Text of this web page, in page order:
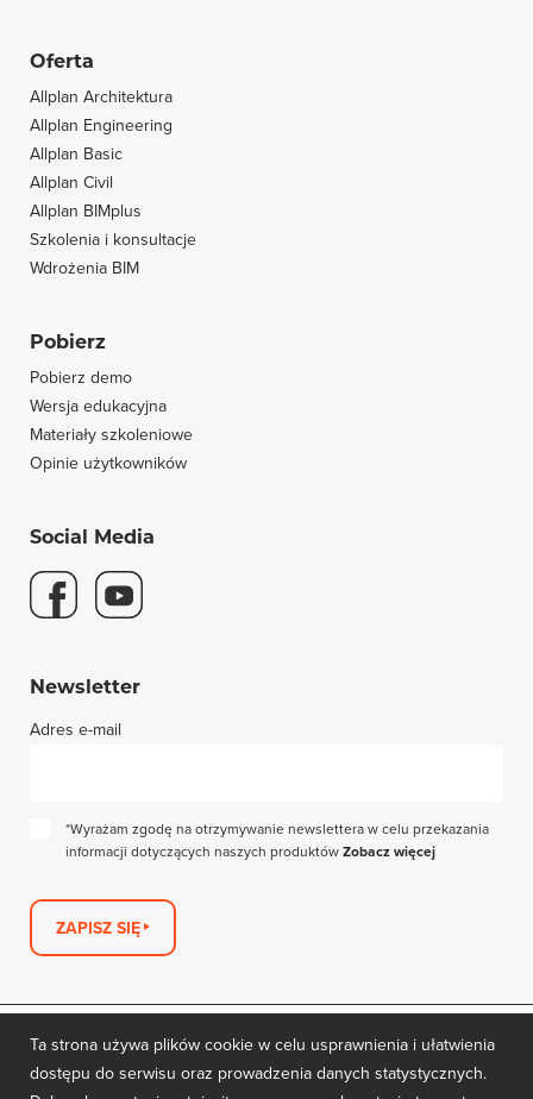
Oferta
Allplan Architektura
Allplan Engineering
Allplan Basic
Allplan Civil
Allplan BIMplus
Szkolenia i konsultacje
Wdrożenia BIM
Pobierz
Pobierz demo
Wersja edukacyjna
Materiały szkoleniowe
Opinie użytkowników
Social Media
Newsletter
Adres e-mail
*Wyrażam zgodę na otrzymywanie newslettera w celu przekazania
informacji dotyczących naszych produktów Zobacz więcej
ZAPISZ SIĘ
Ta strona używa plików cookie w celu usprawnienia i ułatwienia
dostępu do serwisu oraz prowadzenia danych statystycznych.